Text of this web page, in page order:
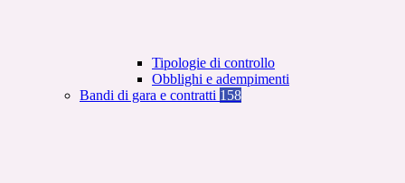
Tipologie di controllo
Obblighi e adempimenti
Bandi di gara e contratti 158